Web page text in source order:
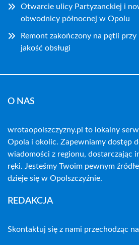
Otwarcie ulicy Partyzanckiej i
obwodnicy północnej w Opolu
Remont zakończony na pętli
jakość obsługi
O NAS
wrotaopolszczyzny.pl to lokalny
Opola i okolic. Zapewniamy dostęp
wiadomości z regionu, dostarczając
ręki. Jesteśmy Twoim pewnym
dzieje się w Opolszczyźnie.
REDAKCJA
Skontaktuj się z nami przechodząc